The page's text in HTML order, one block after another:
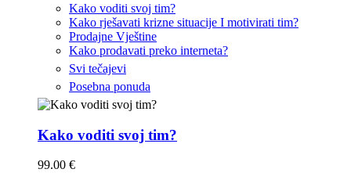
Kako voditi svoj tim?
Kako rješavati krizne situacije I motivirati tim?
Prodajne Vještine
Kako prodavati preko interneta?
Svi tečajevi
Posebna ponuda
Kako voditi svoj tim?
99.00 €